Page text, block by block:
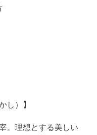
し）】
。理想とする美しい